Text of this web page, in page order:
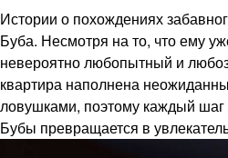
Истории о похождениях
Буба. Несмотря на то, что ему
невероятно любопытный и
квартира наполнена
ловушками, поэтому каждый шаг
Бубы превращается в